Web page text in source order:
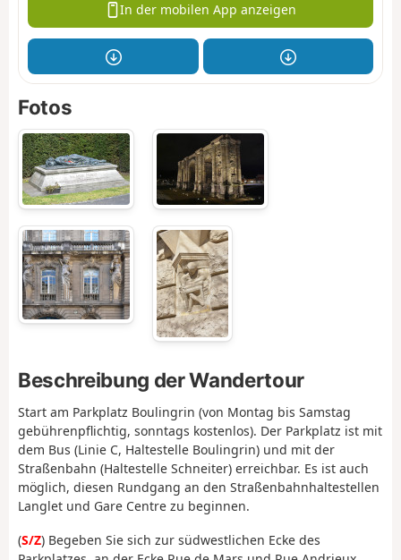
In der mobilen App anzeigen
Fotos
Beschreibung der Wandertour
Start am Parkplatz Boulingrin (von Montag bis Samstag
gebührenpflichtig, sonntags kostenlos). Der Parkplatz ist mit
dem Bus (Linie C, Haltestelle Boulingrin) und mit der
Straßenbahn (Haltestelle Schneiter) erreichbar. Es ist auch
möglich, diesen Rundgang an den Straßenbahnhaltestellen
Langlet und Gare Centre zu beginnen.
(S/Z) Begeben Sie sich zur südwestlichen Ecke des